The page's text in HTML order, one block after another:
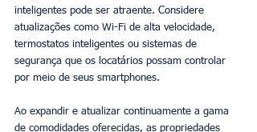
inteligentes pode ser atraente. Considere
atualizações como Wi-Fi de alta velocidade,
termostatos inteligentes ou sistemas de
segurança que os locatários possam controlar
por meio de seus smartphones.
Ao expandir e atualizar continuamente a gama
de comodidades oferecidas, as propriedades